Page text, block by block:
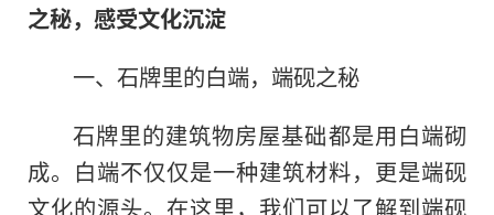
之秘，感受文化沉淀
一、石牌里的白端，端砚之秘
石牌里的建筑物房屋基础都是用白端砌
成。白端不仅仅是一种建筑材料，更是端砚
文化的源头。在这里，我们可以了解到端砚